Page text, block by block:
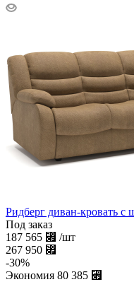
Ридберг диван-кровать с
Под заказ
187 565 ⃏ /шт
267 950 ⃏
-30%
Экономия 80 385 ⃏